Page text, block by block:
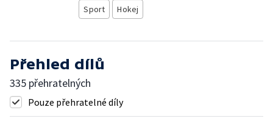
Sport Hokej
Přehled dílů
335 přehratelných
Pouze přehratelné díly